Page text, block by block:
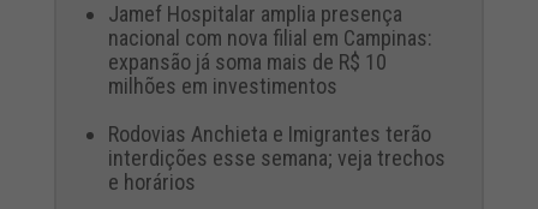
Jamef Hospitalar amplia presença
nacional com nova filial em Campinas:
expansão já soma mais de R$ 10
milhões em investimentos
Rodovias Anchieta e Imigrantes terão
interdições esse semana; veja trechos
e horários